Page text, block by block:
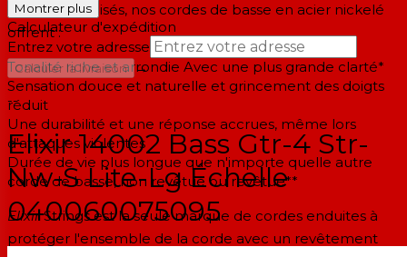
cordes optimisés, nos cordes de basse en acier nickelé
offrent :
Tonalité riche et arrondie Avec une plus grande clarté*
Sensation douce et naturelle et grincement des doigts
réduit
Une durabilité et une réponse accrues, même lors
d'attaques violentes
Durée de vie plus longue que n'importe quelle autre
corde de basse, non revêtue ou revêtue**
ElixirStrings est la seule marque de cordes enduites à
protéger l'ensemble de la corde avec un revêtement
Montrer plus
Calculateur d'expédition
Entrez votre adresse
Calculer la livraison →
--
Elixir 14002 Bass Gtr-4 Str-
Nw-S Lite-Lg Échelle
040060075095